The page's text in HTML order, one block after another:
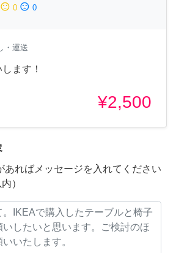
sentiment_neutral 0 sentiment_dissatisfied 0
・運送
ます！
¥2,500
あればメッセージを入れてください
）